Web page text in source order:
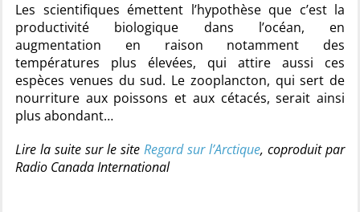
Les scientifiques émettent l’hypothèse que c’est la
productivité biologique dans l’océan, en
augmentation en raison notamment des
températures plus élevées, qui attire aussi ces
espèces venues du sud. Le zooplancton, qui sert de
nourriture aux poissons et aux cétacés, serait ainsi
plus abondant…
Lire la suite sur le site Regard sur l’Arctique, coproduit par
Radio Canada International